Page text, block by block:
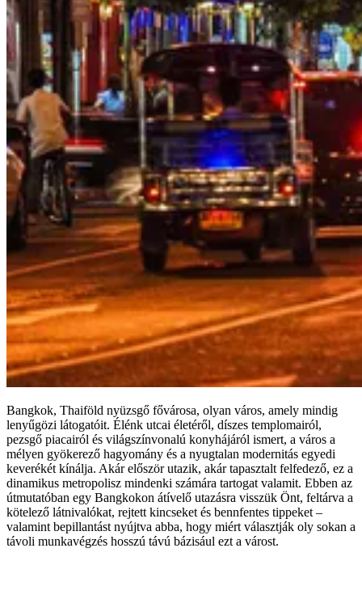
Bangkok, Thaiföld nyüzsgő fővárosa, olyan város, amely mindig
lenyűgözi látogatóit. Élénk utcai életéről, díszes templomairól,
pezsgő piacairól és világszínvonalú konyhájáról ismert, a város a
mélyen gyökerező hagyomány és a nyugtalan modernitás egyedi
keverékét kínálja. Akár először utazik, akár tapasztalt felfedező, ez a
dinamikus metropolisz mindenki számára tartogat valamit. Ebben az
útmutatóban egy Bangkokon átívelő utazásra visszük Önt, feltárva a
kötelező látnivalókat, rejtett kincseket és bennfentes tippeket –
valamint bepillantást nyújtva abba, hogy miért választják oly sokan a
távoli munkavégzés hosszú távú bázisául ezt a várost.